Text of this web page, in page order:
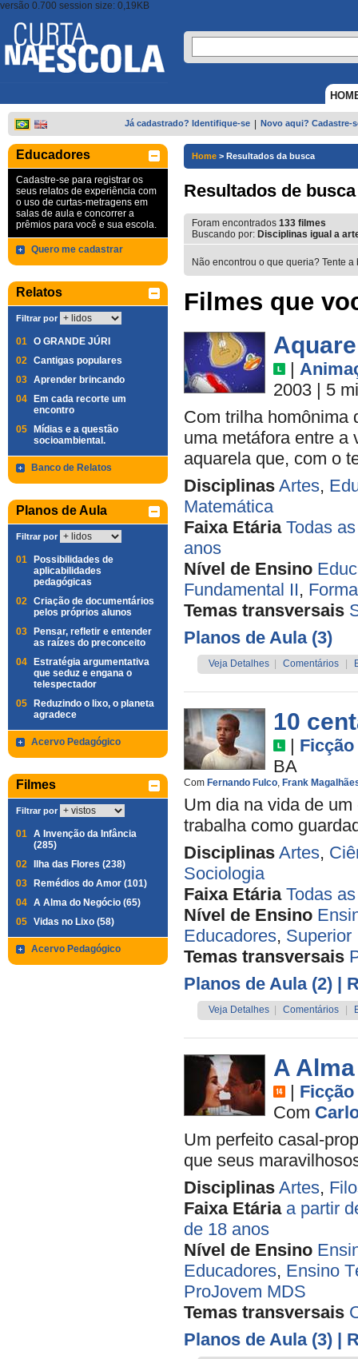
versão 0.700 session size: 0,19KB
Já cadastrado? Identifique-se Novo aqui? Cadastre-
Educadores
Cadastre-se para registrar os
seus relatos de experiência com
o uso de curtas-metragens em
salas de aula e concorrer a
prêmios para você e sua escola.
Quero me cadastrar
Relatos
Filtrar por
01 O GRANDE JÚRI
02 Cantigas populares
03 Aprender brincando
04
Em cada recorte um
encontro
05
Mídias e a questão
socioambiental.
Banco de Relatos
Planos de Aula
Filtrar por
01
Possibilidades de
aplicabilidades
pedagógicas
02 Criação de documentários
pelos próprios alunos
03
Pensar, refletir e entender
as raízes do preconceito
04
Estratégia argumentativa
que seduz e engana o
telespectador
05
Reduzindo o lixo, o planeta
agradece
Acervo Pedagógico
Filmes
Filtrar por
01 A Invenção da Infância
(285)
02
Ilha das Flores (238)
03
Remédios do Amor (101)
04 A Alma do Negócio (65)
05 Vidas no Lixo (58)
Acervo Pedagógico
Home > Resultados da busca
Resultados de busca
Foram encontrados 133 filmes
Buscando por: Disciplinas igual a
Não encontrou o que queria? Tente
Filmes que
|
2003 | 5
Com trilha homônima
uma metáfora entre a
aquarela que, com o
Disciplinas Artes,
Matemática
Faixa Etária Todas
anos
Nível de Ensino
Fundamental II,
Temas transversais
Planos de Aula (3)
Veja Detalhes Comentários
10
| Ficção
BA
Com Fernando Fulco, Frank
Um dia na vida de
trabalha como
Disciplinas Artes,
Sociologia
Faixa Etária Todas
Nível de Ensino
Educadores, Superior
Temas transversais
Planos de Aula (2) |
Veja Detalhes Comentários
A
| Ficção
Com
Um perfeito casal-
que seus
Disciplinas Artes,
Faixa Etária a partir
de 18 anos
Nível de Ensino
Educadores, Ensino
ProJovem MDS
Temas transversais
Planos de Aula (3) |